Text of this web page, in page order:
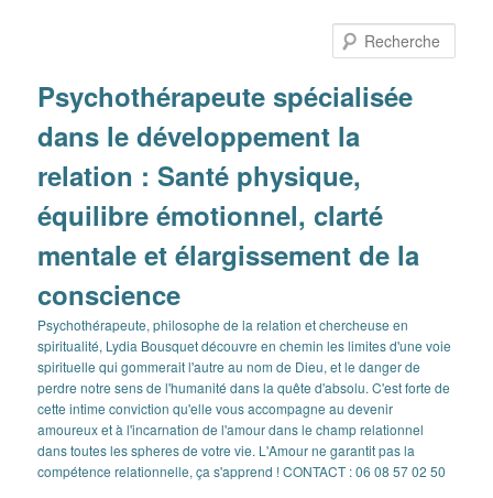
Psychothérapeute spécialisée
dans le développement la
relation : Santé physique,
équilibre émotionnel, clarté
mentale et élargissement de la
conscience
Psychothérapeute, philosophe de la relation et chercheuse en
spiritualité, Lydia Bousquet découvre en chemin les limites d'une voie
spirituelle qui gommerait l'autre au nom de Dieu, et le danger de
perdre notre sens de l'humanité dans la quête d'absolu. C'est forte de
cette intime conviction qu'elle vous accompagne au devenir
amoureux et à l'incarnation de l'amour dans le champ relationnel
dans toutes les spheres de votre vie. L'Amour ne garantit pas la
compétence relationnelle, ça s'apprend ! CONTACT : 06 08 57 02 50